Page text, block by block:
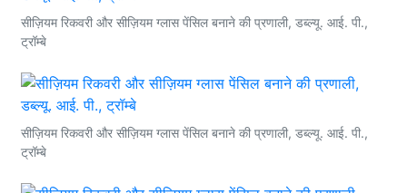
सीज़ियम रिकवरी और सीज़ियम ग्लास पेंसिल बनाने की प्रणाली, डब्ल्यू. आई. पी.,
ट्रॉम्बे
सीज़ियम रिकवरी और सीज़ियम ग्लास पेंसिल बनाने की प्रणाली, डब्ल्यू. आई. पी.,
ट्रॉम्बे